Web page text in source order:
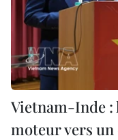
Vietnam-Inde :
moteur vers